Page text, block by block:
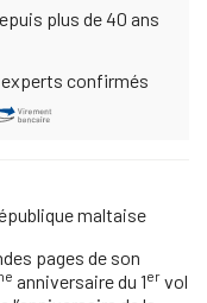
plus de 40 ans
experts confirmés
maltaise
pages de son
anniversaire du 1er vol